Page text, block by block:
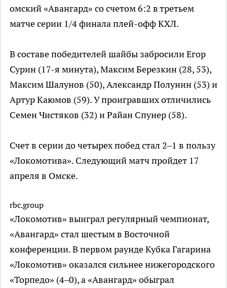
омский «Авангард» со счетом 6:2 в третьем
матче серии 1/4 финала плей-офф КХЛ.
В составе победителей шайбы забросили Егор
Сурин (17-я минута), Максим Березкин (28, 53),
Максим Шалунов (50), Александр Полунин (53) и
Артур Каюмов (59). У проигравших отличились
Семен Чистяков (32) и Райан Спунер (58).
Счет в серии до четырех побед стал 2–1 в пользу
«Локомотива». Следующий матч пройдет 17
апреля в Омске.
rbc.group
«Локомотив» выиграл регулярный чемпионат,
«Авангард» стал шестым в Восточной
конференции. В первом раунде Кубка Гагарина
«Локомотив» оказался сильнее нижегородского
«Торпедо» (4–0), а «Авангард» обыграл